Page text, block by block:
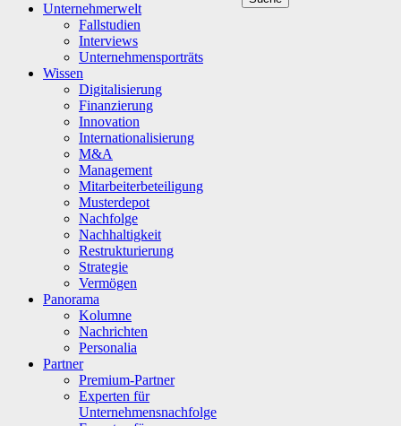
Unternehmerwelt
Fallstudien
Interviews
Unternehmensporträts
Wissen
Digitalisierung
Finanzierung
Innovation
Internationalisierung
M&A
Management
Mitarbeiterbeteiligung
Musterdepot
Nachfolge
Nachhaltigkeit
Restrukturierung
Strategie
Vermögen
Panorama
Kolumne
Nachrichten
Personalia
Partner
Premium-Partner
Experten für
Unternehmensnachfolge